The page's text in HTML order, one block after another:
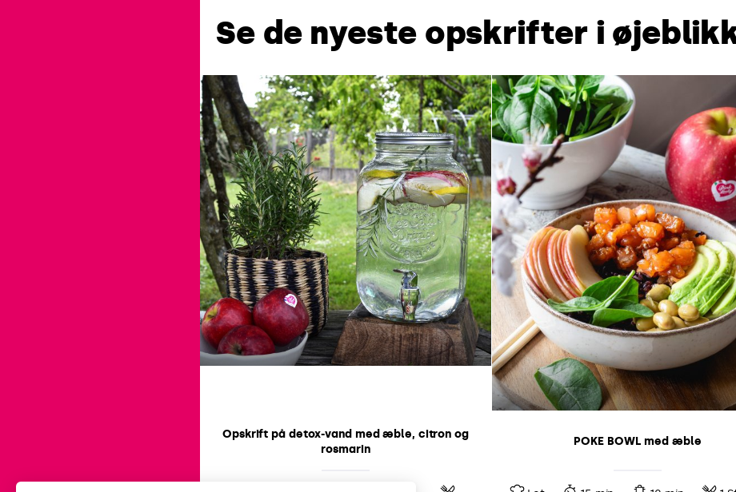
Se de nyeste opskrifter i
Opskrift på detox-vand med æble, citron og
rosmarin
POKE BOWL med æble